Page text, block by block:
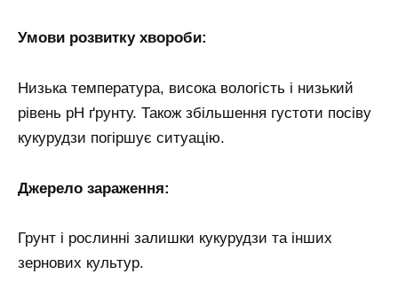
Умови розвитку хвороби:
Низька температура, висока вологість і низький
рівень рН ґрунту. Також збільшення густоти посіву
кукурудзи погіршує ситуацію.
Джерело зараження:
Грунт і рослинні залишки кукурудзи та інших
зернових культур.